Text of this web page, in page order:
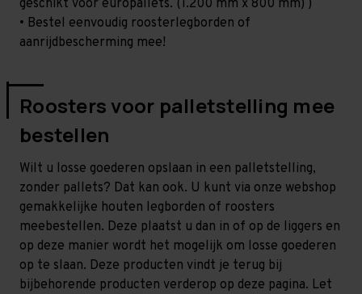
geschikt voor europallets. (1.200 mm x 800 mm) )
• Bestel eenvoudig roosterlegborden of
aanrijdbescherming mee!
Roosters voor palletstelling mee
bestellen
Wilt u losse goederen opslaan in een palletstelling,
zonder pallets? Dat kan ook. U kunt via onze webshop
gemakkelijke houten legborden of roosters
meebestellen. Deze plaatst u dan in of op de liggers en
op deze manier wordt het mogelijk om losse goederen
op te slaan. Deze producten vindt je terug bij
bijbehorende producten verderop op deze pagina. Let